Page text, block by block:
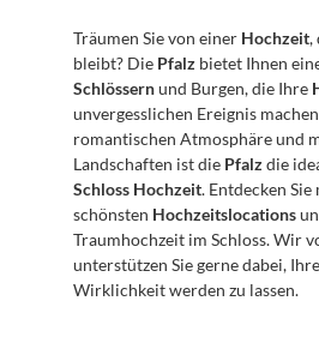
Träumen Sie von einer Hochzeit,
bleibt? Die Pfalz
Schlössern und Burgen, die Ihre
unvergesslichen Ereignis
romantischen Atmosphäre und
Landschaften ist die Pfalz
Schloss Hochzeit. Entdecken
schönsten Hochzeitslocations
Traumhochzeit im Schloss. Wir
unterstützen Sie gerne dabei,
Wirklichkeit werden zu lassen.